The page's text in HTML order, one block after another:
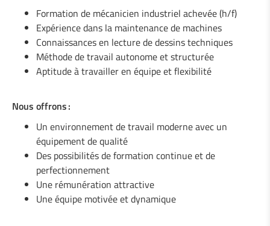
Formation de mécanicien industriel achevée (h/f)
Expérience dans la maintenance de machines
Connaissances en lecture de dessins techniques
Méthode de travail autonome et structurée
Aptitude à travailler en équipe et flexibilité
Nous offrons :
Un environnement de travail moderne avec un
équipement de qualité
Des possibilités de formation continue et de
perfectionnement
Une rémunération attractive
Une équipe motivée et dynamique